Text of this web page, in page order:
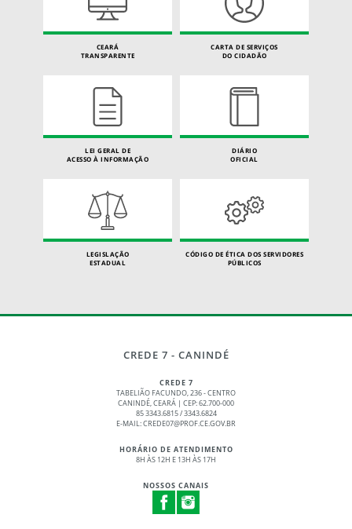
CEARÁ
TRANSPARENTE
CARTA DE SERVIÇOS
DO CIDADÃO
LEI GERAL DE
ACESSO À INFORMAÇÃO
DIÁRIO
OFICIAL
LEGISLAÇÃO
ESTADUAL
CÓDIGO DE ÉTICA DOS SERVIDORES
PÚBLICOS
CREDE 7 - CANINDÉ
CREDE 7
TABELIÃO FACUNDO, 236 - CENTRO
CANINDÉ, CEARÁ | CEP: 62.700-000
85 3343.6815 / 3343.6824
E-MAIL: CREDE07@PROF.CE.GOV.BR
HORÁRIO DE ATENDIMENTO
8H ÀS 12H E 13H ÀS 17H
NOSSOS CANAIS